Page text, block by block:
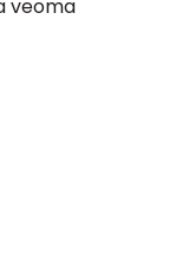
veoma